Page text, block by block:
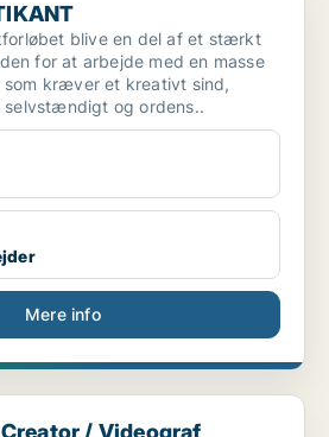
blive en del af et stærkt
for at arbejde med en masse
kræver et kreativt sind,
selvstændigt og ordens..
Mere info
Videograf
/ Videograf